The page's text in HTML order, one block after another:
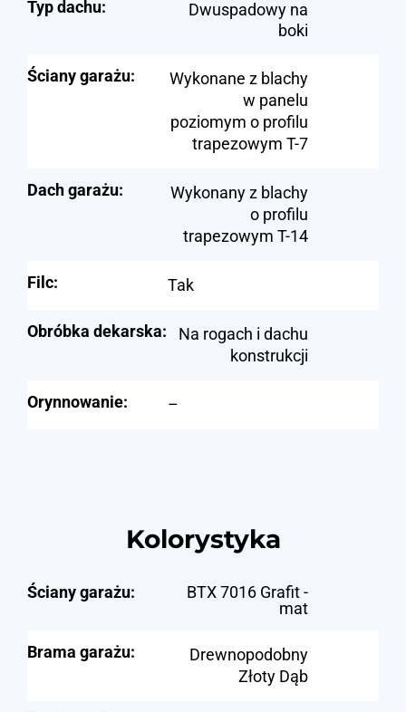
Typ dachu:
Dwuspadowy na
boki
Ściany garażu:
Wykonane z blachy
w panelu
poziomym o profilu
trapezowym T-7
Dach garażu:
Wykonany z blachy
o profilu
trapezowym T-14
Filc: Tak
Obróbka dekarska:
Na rogach i dachu
konstrukcji
Orynnowanie: –
Kolorystyka
Ściany garażu:
BTX 7016 Grafit -
mat
Brama garażu:
Drewnopodobny
Złoty Dąb